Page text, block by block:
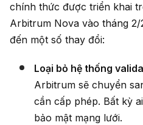
chính thức được triển khai
Arbitrum Nova vào tháng
đến một số thay đổi:
Loại bỏ hệ thống
Arbitrum sẽ chuyển
cần cấp phép. Bất kỳ
bảo mật mạng lưới.